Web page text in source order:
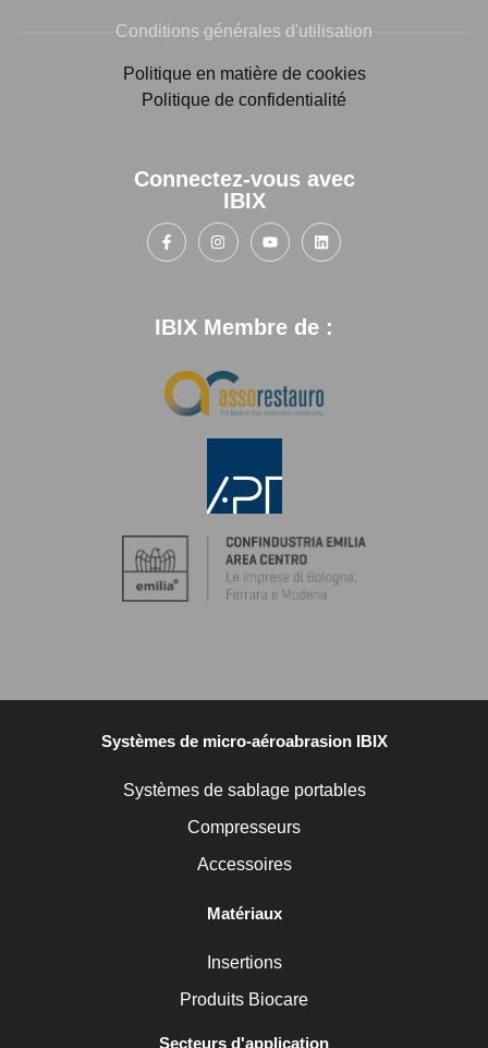
Conditions générales d'utilisation
Politique en matière de cookies
Politique de confidentialité
Connectez-vous avec
IBIX
IBIX Membre de :
Systèmes de micro-aéroabrasion IBIX
Systèmes de sablage portables
Compresseurs
Accessoires
Matériaux
Insertions
Produits Biocare
Secteurs d'application